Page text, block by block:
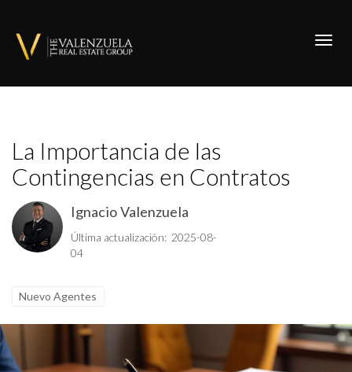
La Importancia de las
Contingencias en Contratos
Ignacio Valenzuela
Última actualización: 2025-08-
04
Nuevo Agentes